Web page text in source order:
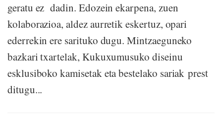
geratu ez dadin. Edozein ekarpena, zuen
kolaborazioa, aldez aurretik eskertuz, opari
ederrekin ere sarituko dugu. Mintzaeguneko
bazkari txartelak, Kukuxumusuko diseinu
esklusiboko kamisetak eta bestelako sariak prest
ditugu...